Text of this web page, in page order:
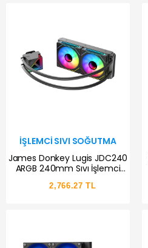
İŞLEMCI SIVI SOĞUTMA
James Donkey Lugis JDC240
ARGB 240mm Sıvı İşlemci
Uyumlu
2,766.27 TL